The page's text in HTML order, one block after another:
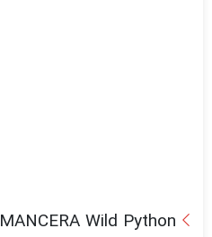
MANCERA Wild Python